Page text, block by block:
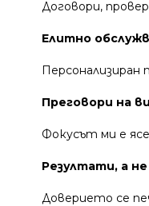
Договори,
Елитно
Персонализиран
Преговори на
Фокусът ми е
Резултати, а
Доверието се